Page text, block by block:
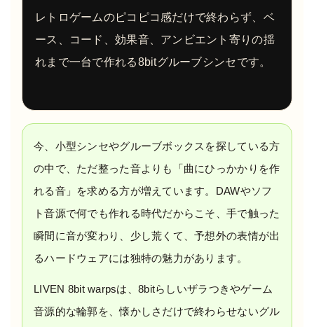
レトロゲームのピコピコ感だけで終わらず、ベ
ース、コード、効果音、アンビエント寄りの揺
れまで一台で作れる8bitグルーブシンセです。
今、小型シンセやグルーブボックスを探している方
の中で、ただ整った音よりも「曲にひっかかりを作
れる音」を求める方が増えています。DAWやソフ
ト音源で何でも作れる時代だからこそ、手で触った
瞬間に音が変わり、少し荒くて、予想外の表情が出
るハードウェアには独特の魅力があります。
LIVEN 8bit warpsは、8bitらしいザラつきやゲーム
音源的な輪郭を、懐かしさだけで終わらせないグル